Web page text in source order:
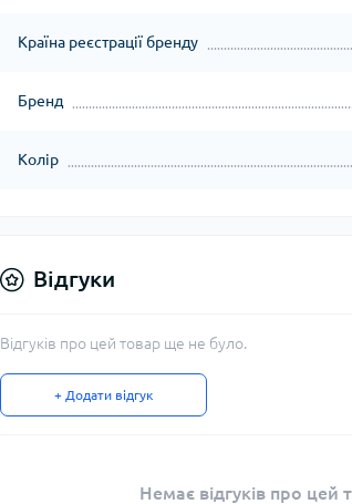
Країна реєстрації бренду
Бренд
Колір
Відгуки
Відгуків про цей товар ще не було.
+ Додати відгук
Немає відгуків про цей